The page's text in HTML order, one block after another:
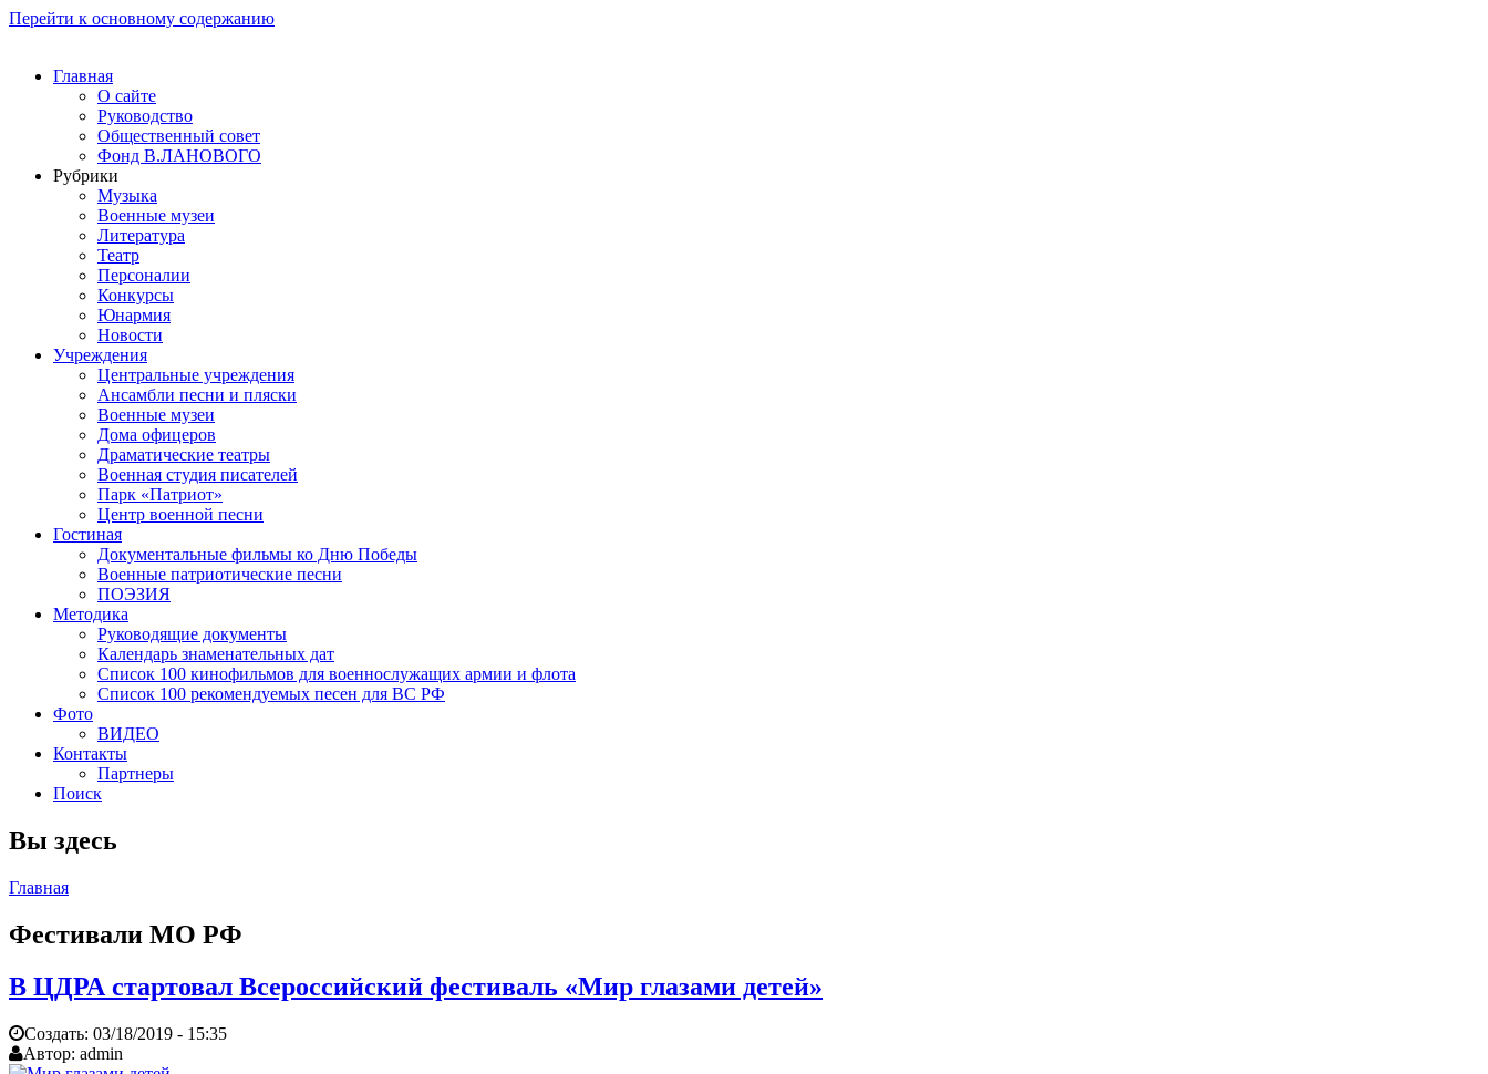
Перейти к основному содержанию
Главная
О сайте
Руководство
Общественный совет
Фонд В.ЛАНОВОГО
Рубрики
Музыка
Военные музеи
Литература
Театр
Персоналии
Конкурсы
Юнармия
Новости
Учреждения
Центральные учреждения
Ансамбли песни и пляски
Военные музеи
Дома офицеров
Драматические театры
Военная студия писателей
Парк «Патриот»
Центр военной песни
Гостиная
Документальные фильмы ко Дню Победы
Военные патриотические песни
ПОЭЗИЯ
Методика
Руководящие документы
Календарь знаменательных дат
Список 100 кинофильмов для военнослужащих армии и флота
Список 100 рекомендуемых песен для ВС РФ
Фото
ВИДЕО
Контакты
Партнеры
Поиск
Вы здесь
Главная
Фестивали МО РФ
В ЦДРА стартовал Всероссийский фестиваль «Мир глазами детей»
Создать: 03/18/2019 - 15:35
Автор: admin